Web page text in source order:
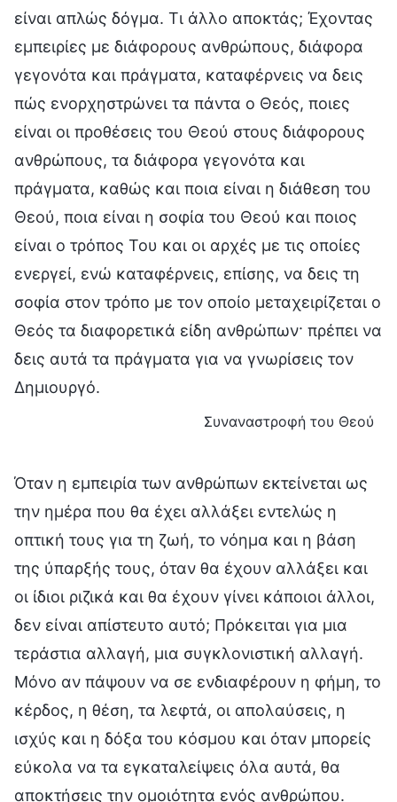
είναι απλώς δόγμα. Τι άλλο αποκτάς; Έχοντας
εμπειρίες με διάφορους ανθρώπους, διάφορα
γεγονότα και πράγματα, καταφέρνεις να δεις
πώς ενορχηστρώνει τα πάντα ο Θεός, ποιες
είναι οι προθέσεις του Θεού στους διάφορους
ανθρώπους, τα διάφορα γεγονότα και
πράγματα, καθώς και ποια είναι η διάθεση του
Θεού, ποια είναι η σοφία του Θεού και ποιος
είναι ο τρόπος Του και οι αρχές με τις οποίες
ενεργεί, ενώ καταφέρνεις, επίσης, να δεις τη
σοφία στον τρόπο με τον οποίο μεταχειρίζεται ο
Θεός τα διαφορετικά είδη ανθρώπων· πρέπει να
δεις αυτά τα πράγματα για να γνωρίσεις τον
Δημιουργό.
Συναναστροφή του Θεού
Όταν η εμπειρία των ανθρώπων εκτείνεται ως
την ημέρα που θα έχει αλλάξει εντελώς η
οπτική τους για τη ζωή, το νόημα και η βάση
της ύπαρξής τους, όταν θα έχουν αλλάξει και
οι ίδιοι ριζικά και θα έχουν γίνει κάποιοι άλλοι,
δεν είναι απίστευτο αυτό; Πρόκειται για μια
τεράστια αλλαγή, μια συγκλονιστική αλλαγή.
Μόνο αν πάψουν να σε ενδιαφέρουν η φήμη, το
κέρδος, η θέση, τα λεφτά, οι απολαύσεις, η
ισχύς και η δόξα του κόσμου και όταν μπορείς
εύκολα να τα εγκαταλείψεις όλα αυτά, θα
αποκτήσεις την ομοιότητα ενός ανθρώπου.